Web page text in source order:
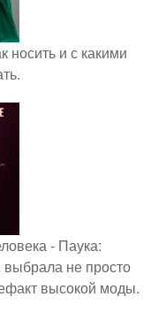
носить и с какими
- Паука:
не просто
высокой моды.